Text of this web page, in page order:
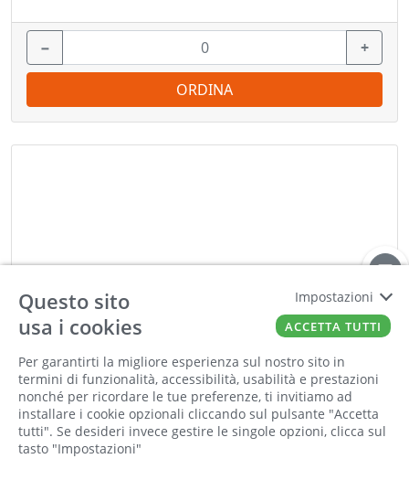
− +
ORDINA
Questo sito
usa i cookies
Per garantirti la migliore esperienza sul nostro sito in
termini di funzionalità, accessibilità, usabilità e prestazioni
nonché per ricordare le tue preferenze, ti invitiamo ad
installare i cookie opzionali cliccando sul pulsante "Accetta
tutti". Se desideri invece gestire le singole opzioni, clicca sul
tasto "Impostazioni"
Impostazioni
ACCETTA TUTTI